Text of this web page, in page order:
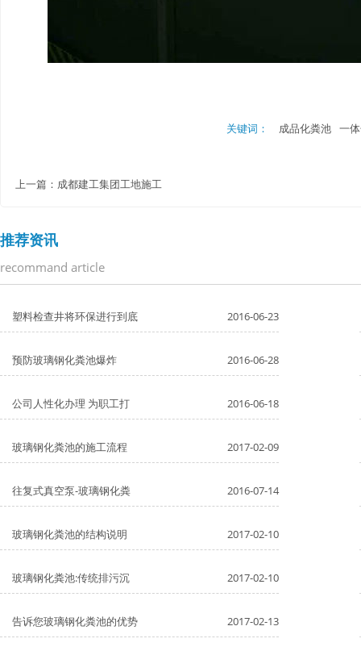
关键词： 成品化粪池 一
上一篇： 成都建工集团工地施工
推荐资讯
recommand article
塑料检查井将环保进行到底 2016-06-23
预防玻璃钢化粪池爆炸 2016-06-28
公司人性化办理 为职工打 2016-06-18
玻璃钢化粪池的施工流程 2017-02-09
往复式真空泵-玻璃钢化粪 2016-07-14
玻璃钢化粪池的结构说明 2017-02-10
玻璃钢化粪池:传统排污沉 2017-02-10
告诉您玻璃钢化粪池的优势 2017-02-13